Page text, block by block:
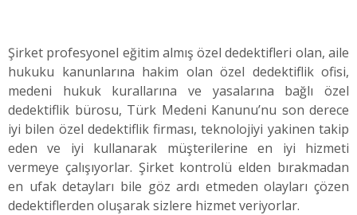
Şirket profesyonel eğitim almış özel dedektifleri olan, aile
hukuku kanunlarına hakim olan özel dedektiflik ofisi,
medeni hukuk kurallarına ve yasalarına bağlı özel
dedektiflik bürosu, Türk Medeni Kanunu’nu son derece
iyi bilen özel dedektiflik firması, teknolojiyi yakinen takip
eden ve iyi kullanarak müşterilerine en iyi hizmeti
vermeye çalışıyorlar. Şirket kontrolü elden bırakmadan
en ufak detayları bile göz ardı etmeden olayları çözen
dedektiflerden oluşarak sizlere hizmet veriyorlar.